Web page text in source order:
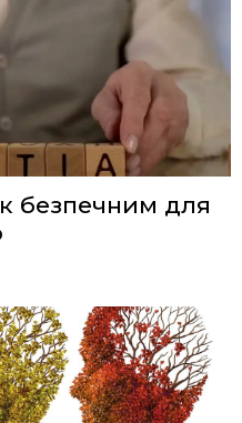
безпечним для